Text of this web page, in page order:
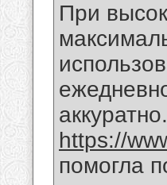
При
https://
помогла